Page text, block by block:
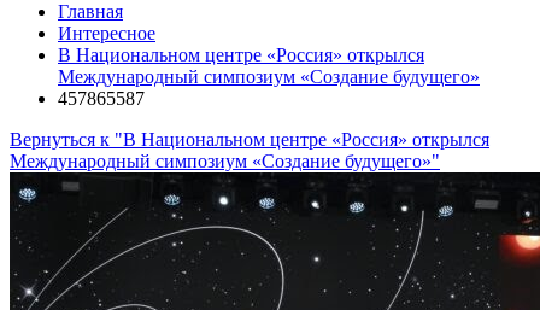
Главная
Интересное
В Национальном центре «Россия» открылся
Международный симпозиум «Создание будущего»
457865587
Вернуться к "В Национальном центре «Россия» открылся
Международный симпозиум «Создание будущего»"